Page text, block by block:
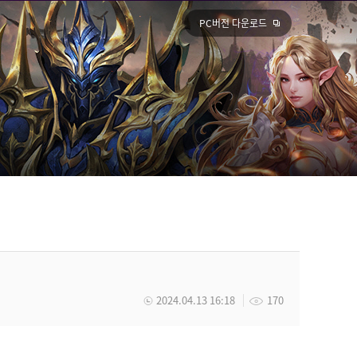
PC버전 다운로드
170
2024.04.13 16:18